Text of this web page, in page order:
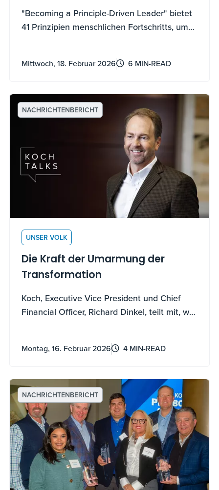
"Becoming a Principle-Driven Leader" bietet
41 Prinzipien menschlichen Fortschritts, um
menschliches Potenzial freizusetzen
Mittwoch, 18. Februar 2026 6 MIN-READ
NACHRICHTENBERICHT
UNSER VOLK
Die Kraft der Umarmung der
Transformation
Koch, Executive Vice President und Chief
Financial Officer, Richard Dinkel, teilt mit, wie
Montag, 16. Februar 2026 4 MIN-READ
NACHRICHTENBERICHT